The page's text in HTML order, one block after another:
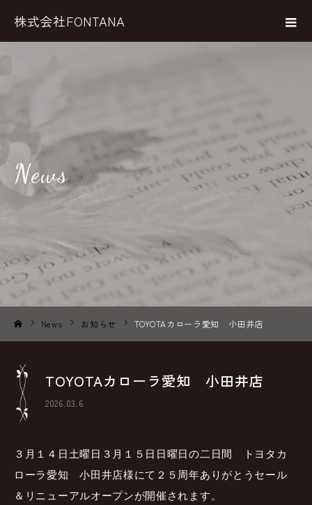
株式会社FONTANA
News
News お知らせ TOYOTAカローラ愛知 小田井店
TOYOTAカローラ愛知 小田井店
2026.03.6
３月１４日土曜日３月１５日日曜日の二日間 トヨタカ
ローラ愛知 小田井店様にて２５周年ありがとうセール
＆リニューアルオープンが開催されます。